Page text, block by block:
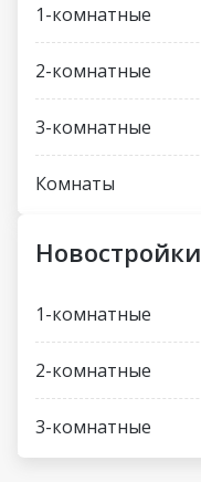
1-комнатные
2-комнатные
3-комнатные
Комнаты
Новостройки
1-комнатные
2-комнатные
3-комнатные